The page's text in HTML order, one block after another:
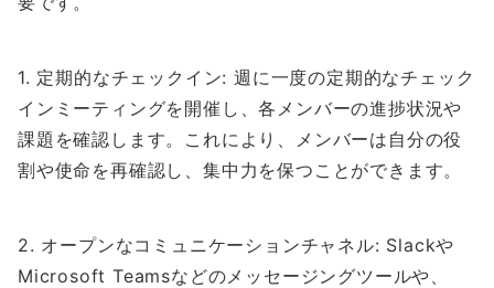
1. 定期的なチェックイン: 週に一度の定期的なチェック
インミーティングを開催し、各メンバーの進捗状況や
課題を確認します。これにより、メンバーは自分の役
割や使命を再確認し、集中力を保つことができます。
2. オープンなコミュニケーションチャネル: Slackや
Microsoft Teamsなどのメッセージングツールや、